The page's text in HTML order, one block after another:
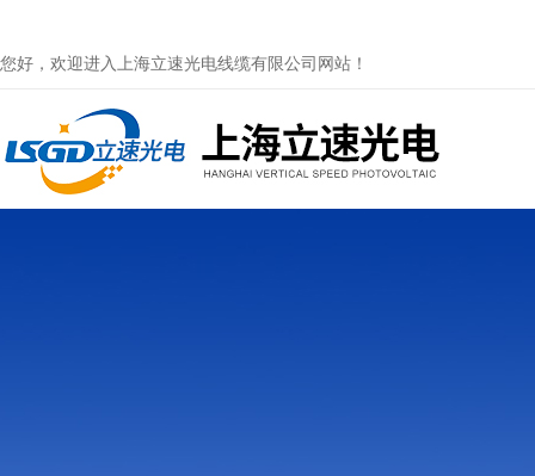
您好，欢迎进入上海立速光电线缆有限公司网站！